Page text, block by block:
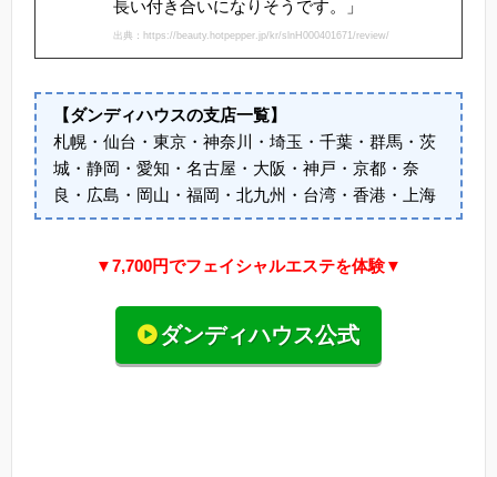
長い付き合いになりそうです。」
出典：https://beauty.hotpepper.jp/kr/slnH000401671/review/
【ダンディハウスの支店一覧】
札幌・仙台・東京・神奈川・埼玉・千葉・群馬・茨
城・静岡・愛知・名古屋・大阪・神戸・京都・奈
良・広島・岡山・福岡・北九州・台湾・香港・上海
▼7,700円でフェイシャルエステを体験▼
ダンディハウス公式